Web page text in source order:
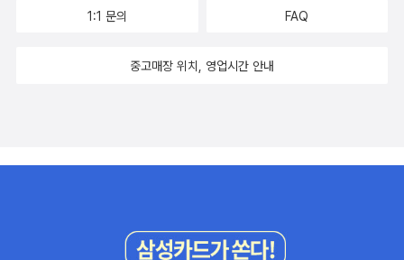
1:1 문의 FAQ
중고매장 위치, 영업시간 안내